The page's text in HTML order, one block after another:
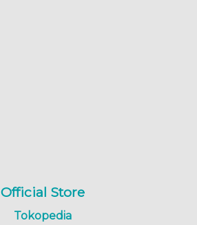
Official Store
Tokopedia